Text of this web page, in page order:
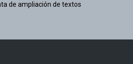
de ampliación de textos